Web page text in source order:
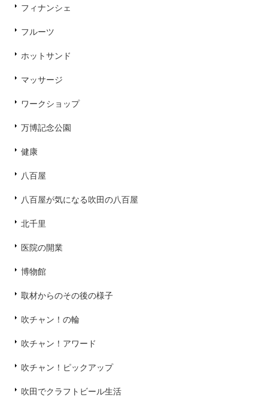
フィナンシェ
フルーツ
ホットサンド
マッサージ
ワークショップ
万博記念公園
健康
八百屋
八百屋が気になる吹田の八百屋
北千里
医院の開業
博物館
取材からのその後の様子
吹チャン！の輪
吹チャン！アワード
吹チャン！ピックアップ
吹田でクラフトビール生活